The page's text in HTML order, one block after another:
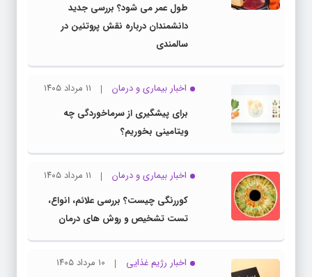
طول عمر می شود؟ بررسی جدید
دانشمندان درباره نقش پروتئین در
سالمندی
اخبار بیماری و درمان
۱۱ مرداد ۱۴۰۵
برای پیشگیری از سرماخوردگی چه
ویتامینی بخوریم؟
اخبار بیماری و درمان
۱۱ مرداد ۱۴۰۵
کوررنگی چیست؟ بررسی علائم، انواع،
تست تشخیص و روش های درمان
اخبار رژیم غذایی
۱۰ مرداد ۱۴۰۵